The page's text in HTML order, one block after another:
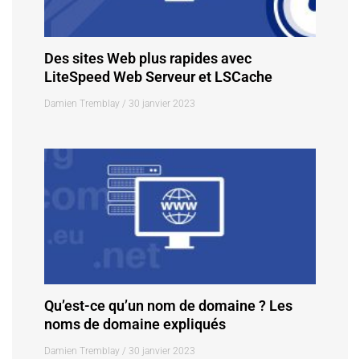
Des sites Web plus rapides avec
LiteSpeed Web Serveur et LSCache
Damien Tremblay 30 janvier 2023
Qu’est-ce qu’un nom de domaine ? Les
noms de domaine expliqués
Damien Tremblay 30 janvier 2023